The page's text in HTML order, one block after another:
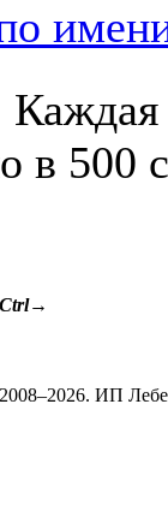
в 500
Ctrl→
ИП